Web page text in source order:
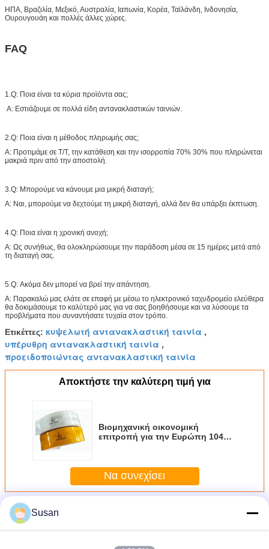
ΗΠΑ, Βραζιλία, Μεξικό, Αυστραλία, Ιαπωνία, Κορέα, Ταϊλάνδη, Ινδονησία,
Ουρουγουάη και πολλές άλλες χώρες.
FAQ
1.Q: Ποια είναι τα κύρια προϊόντα σας;
Α: Εστιάζουμε σε πολλά είδη αντανακλαστικών ταινιών.
2.Q: Ποια είναι η μέθοδος πληρωμής σας;
Α: Προτιμάμε σε T/T, την κατάθεση και την ισορροπία 70% 30% που πληρώνεται
μακριά πριν από την αποστολή.
3.Q: Μπορούμε να κάνουμε μια μικρή διαταγή;
Α: Ναι, μπορούμε να δεχτούμε τη μικρή διαταγή, αλλά δεν θα υπάρξει έκπτωση.
4.Q: Ποια είναι η χρονική ανοχή;
Α: Ως συνήθως, θα ολοκληρώσουμε την παράδοση μέσα σε 15 ημέρες μετά από
τη διαταγή σας.
5.Q: Ακόμα δεν μπορεί να βρεί την απάντηση.
Α: Παρακαλώ μας ελάτε σε επαφή με μέσω το ηλεκτρονικό ταχυδρομείο ελεύθερα
θα δοκιμάσουμε το καλύτερό μας για να σας βοηθήσουμε και να λύσουμε τα
προβλήματα που συναντήσατε τυχαία στον τρόπο.
Ετικέττες: κυψελωτή αντανακλαστική ταινία ,
υπέρυθρη αντανακλαστική ταινία ,
προειδοποιώντας αντανακλαστική ταινία
Αποκτήστε την καλύτερη τιμή για
Βιομηχανική οικονομική
επιτροπή για την Ευρώπη 104
προσοχής στο αντανακλαστικό
υλικό
Να συνεχίσει
Περισσότεροι
Οικονομική επιτροπή για την Ευρώπη 104
αντανακλαστική ταινία
Susan